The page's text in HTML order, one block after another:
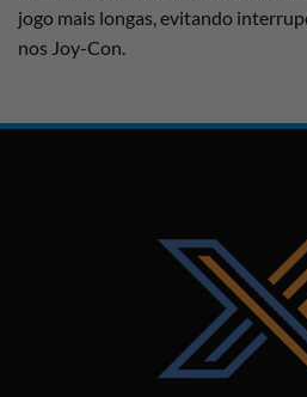
jogo mais longas, evitando
nos Joy-Con.